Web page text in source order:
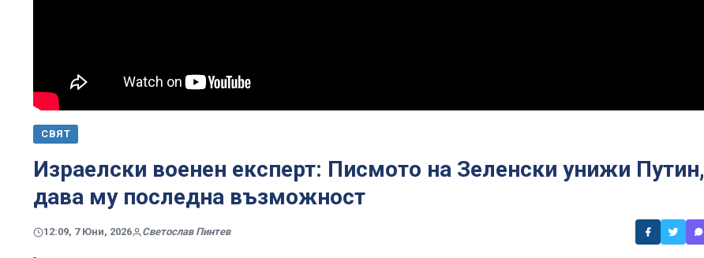
СВЯТ
Израелски военен експерт: Писмото на Зеленски унижи Путин,
дава му последна възможност
12:09, 7 Юни, 2026 Светослав Пинтев